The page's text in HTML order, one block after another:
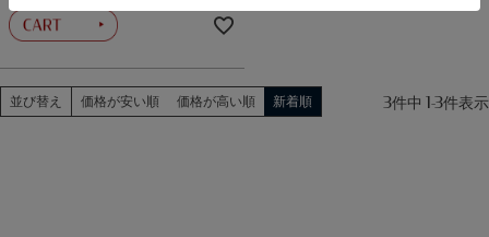
並び替え 価格が安い順 価格が高い順 新着順 3件中 1-3件表示